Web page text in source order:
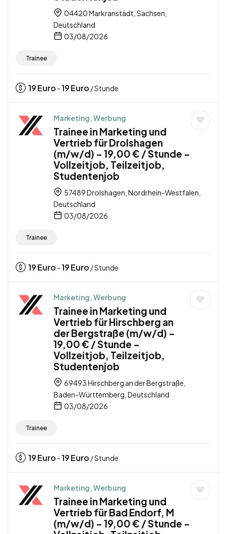
04420 Markranstädt, Sachsen,
Deutschland
03/08/2026
Trainee
19Euro -19Euro / Stunde
Marketing, Werbung
Trainee in Marketing und
Vertrieb für Drolshagen
(m/w/d) – 19,00 € / Stunde –
Vollzeitjob, Teilzeitjob,
Studentenjob
57489 Drolshagen, Nordrhein-Westfalen,
Deutschland
03/08/2026
Trainee
19Euro -19Euro / Stunde
Marketing, Werbung
Trainee in Marketing und
Vertrieb für Hirschberg an
der Bergstraße (m/w/d) –
19,00 € / Stunde –
Vollzeitjob, Teilzeitjob,
Studentenjob
69493 Hirschberg an der Bergstraße,
Baden-Württemberg, Deutschland
03/08/2026
Trainee
19Euro -19Euro / Stunde
Marketing, Werbung
Trainee in Marketing und
Vertrieb für Bad Endorf, M
(m/w/d) – 19,00 € / Stunde –